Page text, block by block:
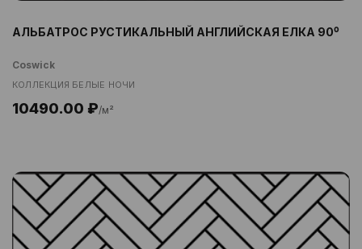
АЛЬБАТРОС РУСТИКАЛЬНЫЙ АНГЛИЙСКАЯ ЕЛКА 90⁰
Coswick
КОЛЛЕКЦИЯ БЕЛЫЕ НОЧИ
10490.00 ₽/м²